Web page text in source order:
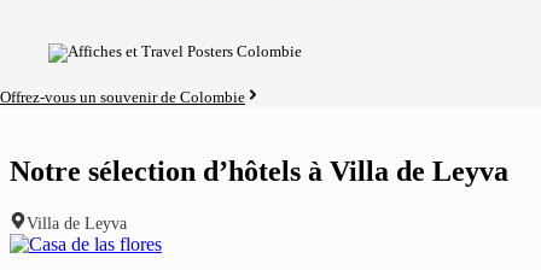
Offrez-vous un souvenir de Colombie
Notre sélection d’hôtels à Villa de Leyva
Villa de Leyva